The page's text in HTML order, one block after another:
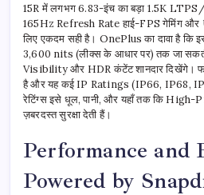
15R में लगभग 6.83-इंच का बड़ा 1.5K
165Hz Refresh Rate हाई-FPS गेमिंग
लिए एकदम सही है। OnePlus का दावा है कि
3,600 nits (लीक्स के आधार पर) तक जा
Visibility और HDR कंटेंट शानदार दिखेंगे।
है और यह कई IP Ratings (IP66, IP68,
रेटिंग्स इसे धूल, पानी, और यहाँ तक कि
ज़बरदस्त सुरक्षा देती हैं।
Performance and
Powered by